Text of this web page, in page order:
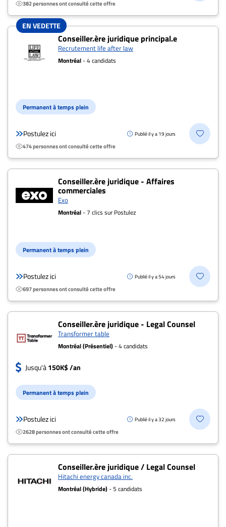
382 personnes ont consulté cette offre
EN VEDETTE
Conseiller.ère juridique principal.e
Recrutement life after law
Montréal- 4 candidats
Permanent à temps plein
Postulez ici Publié il y a 19 jours
474 personnes ont consulté cette offre
Conseiller.ère juridique - Affaires
commerciales
Exo
Montréal- 7 clics sur Postulez
Permanent à temps plein
Postulez ici Publié il y a 54 jours
697 personnes ont consulté cette offre
Conseiller.ère juridique - Legal Counsel
Transformer table
Montréal (Présentiel)- 4 candidats
Jusqu'à150K$ /an
Permanent à temps plein
Postulez ici Publié il y a 32 jours
2628 personnes ont consulté cette offre
Conseiller.ère juridique / Legal Counsel
Hitachi energy canada inc.
Montréal (Hybride)- 5 candidats